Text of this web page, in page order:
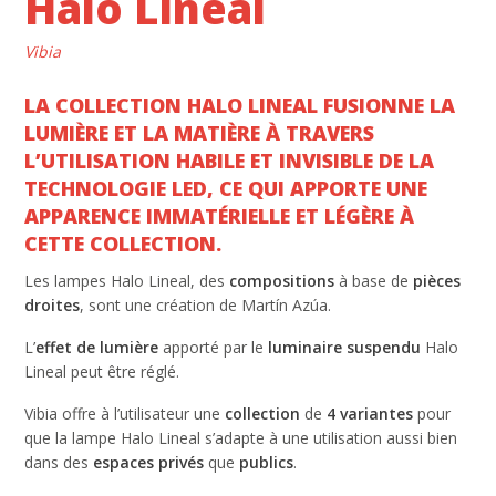
Vibia
LA COLLECTION HALO LINEAL FUSIONNE LA
LUMIÈRE ET LA MATIÈRE À TRAVERS
L’UTILISATION HABILE ET INVISIBLE DE LA
TECHNOLOGIE LED, CE QUI APPORTE UNE
APPARENCE IMMATÉRIELLE ET LÉGÈRE À
CETTE COLLECTION.
Les lampes Halo Lineal, des compositions à base de pièces
droites, sont une création de Martín Azúa.
L’effet de lumière apporté par le luminaire suspendu Halo
Lineal peut être réglé.
Vibia offre à l’utilisateur une collection de 4 variantes pour
que la lampe Halo Lineal s’adapte à une utilisation aussi bien
dans des espaces privés que publics.